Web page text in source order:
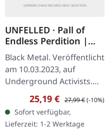
UNFELLED · Pall of
Endless Perdition |
BLACK LP
Black Metal. Veröffentlicht
am 10.03.2023, auf
Underground Activists.
Schwarzes Vinyl im
Gatefold-Cover. Aus den
dunklen Tiefen des
Undergrounds…
Verkaufspreis:
25,19 € Regulärer Preis:
27,99 €(-10%)
Sofort verfügbar,
Lieferzeit: 1-2 Werktage